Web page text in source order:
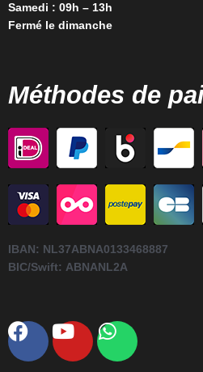
Samedi : 09h – 13h
Fermé le dimanche
Méthodes de
IBAN: NL37ABNA0133468887
BIC/Swift: ABNANL2A
Facebook
YoutubeWhatsapp